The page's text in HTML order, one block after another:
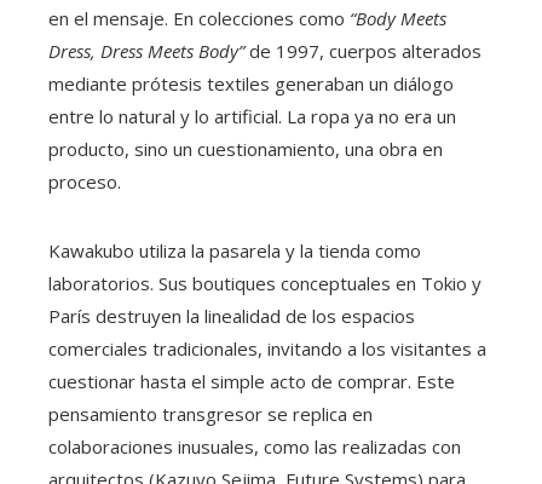
en el mensaje. En colecciones como “Body Meets
Dress, Dress Meets Body”de 1997, cuerpos alterados
mediante prótesis textiles generaban un diálogo
entre lo natural y lo artificial. La ropa ya no era un
producto, sino un cuestionamiento, una obra en
proceso.
Kawakubo utiliza la pasarela y la tienda como
laboratorios. Sus boutiques conceptuales en Tokio y
París destruyen la linealidad de los espacios
comerciales tradicionales, invitando a los visitantes a
cuestionar hasta el simple acto de comprar. Este
pensamiento transgresor se replica en
colaboraciones inusuales, como las realizadas con